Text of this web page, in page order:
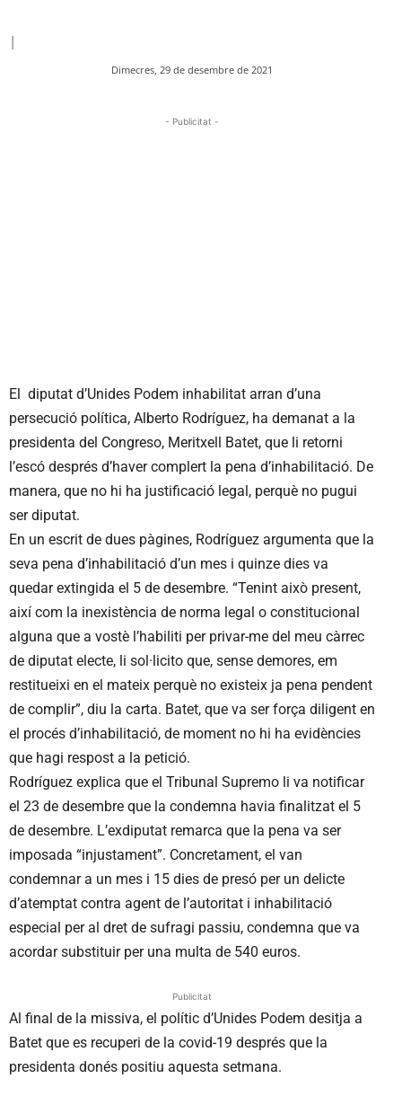
|
Dimecres, 29 de desembre de 2021
- Publicitat -
El diputat d’Unides Podem inhabilitat arran d’una
persecució política, Alberto Rodríguez, ha demanat a la
presidenta del Congreso, Meritxell Batet, que li retorni
l’escó després d’haver complert la pena d’inhabilitació. De
manera, que no hi ha justificació legal, perquè no pugui
ser diputat.
En un escrit de dues pàgines, Rodríguez argumenta que la
seva pena d’inhabilitació d’un mes i quinze dies va
quedar extingida el 5 de desembre. “Tenint això present,
així com la inexistència de norma legal o constitucional
alguna que a vostè l’habiliti per privar-me del meu càrrec
de diputat electe, li sol·licito que, sense demores, em
restitueixi en el mateix perquè no existeix ja pena pendent
de complir”, diu la carta. Batet, que va ser força diligent en
el procés d’inhabilitació, de moment no hi ha evidències
que hagi respost a la petició.
Rodríguez explica que el Tribunal Supremo li va notificar
el 23 de desembre que la condemna havia finalitzat el 5
de desembre. L’exdiputat remarca que la pena va ser
imposada “injustament”. Concretament, el van
condemnar a un mes i 15 dies de presó per un delicte
d’atemptat contra agent de l’autoritat i inhabilitació
especial per al dret de sufragi passiu, condemna que va
acordar substituir per una multa de 540 euros.
Publicitat
Al final de la missiva, el polític d’Unides Podem desitja a
Batet que es recuperi de la covid-19 després que la
presidenta donés positiu aquesta setmana.